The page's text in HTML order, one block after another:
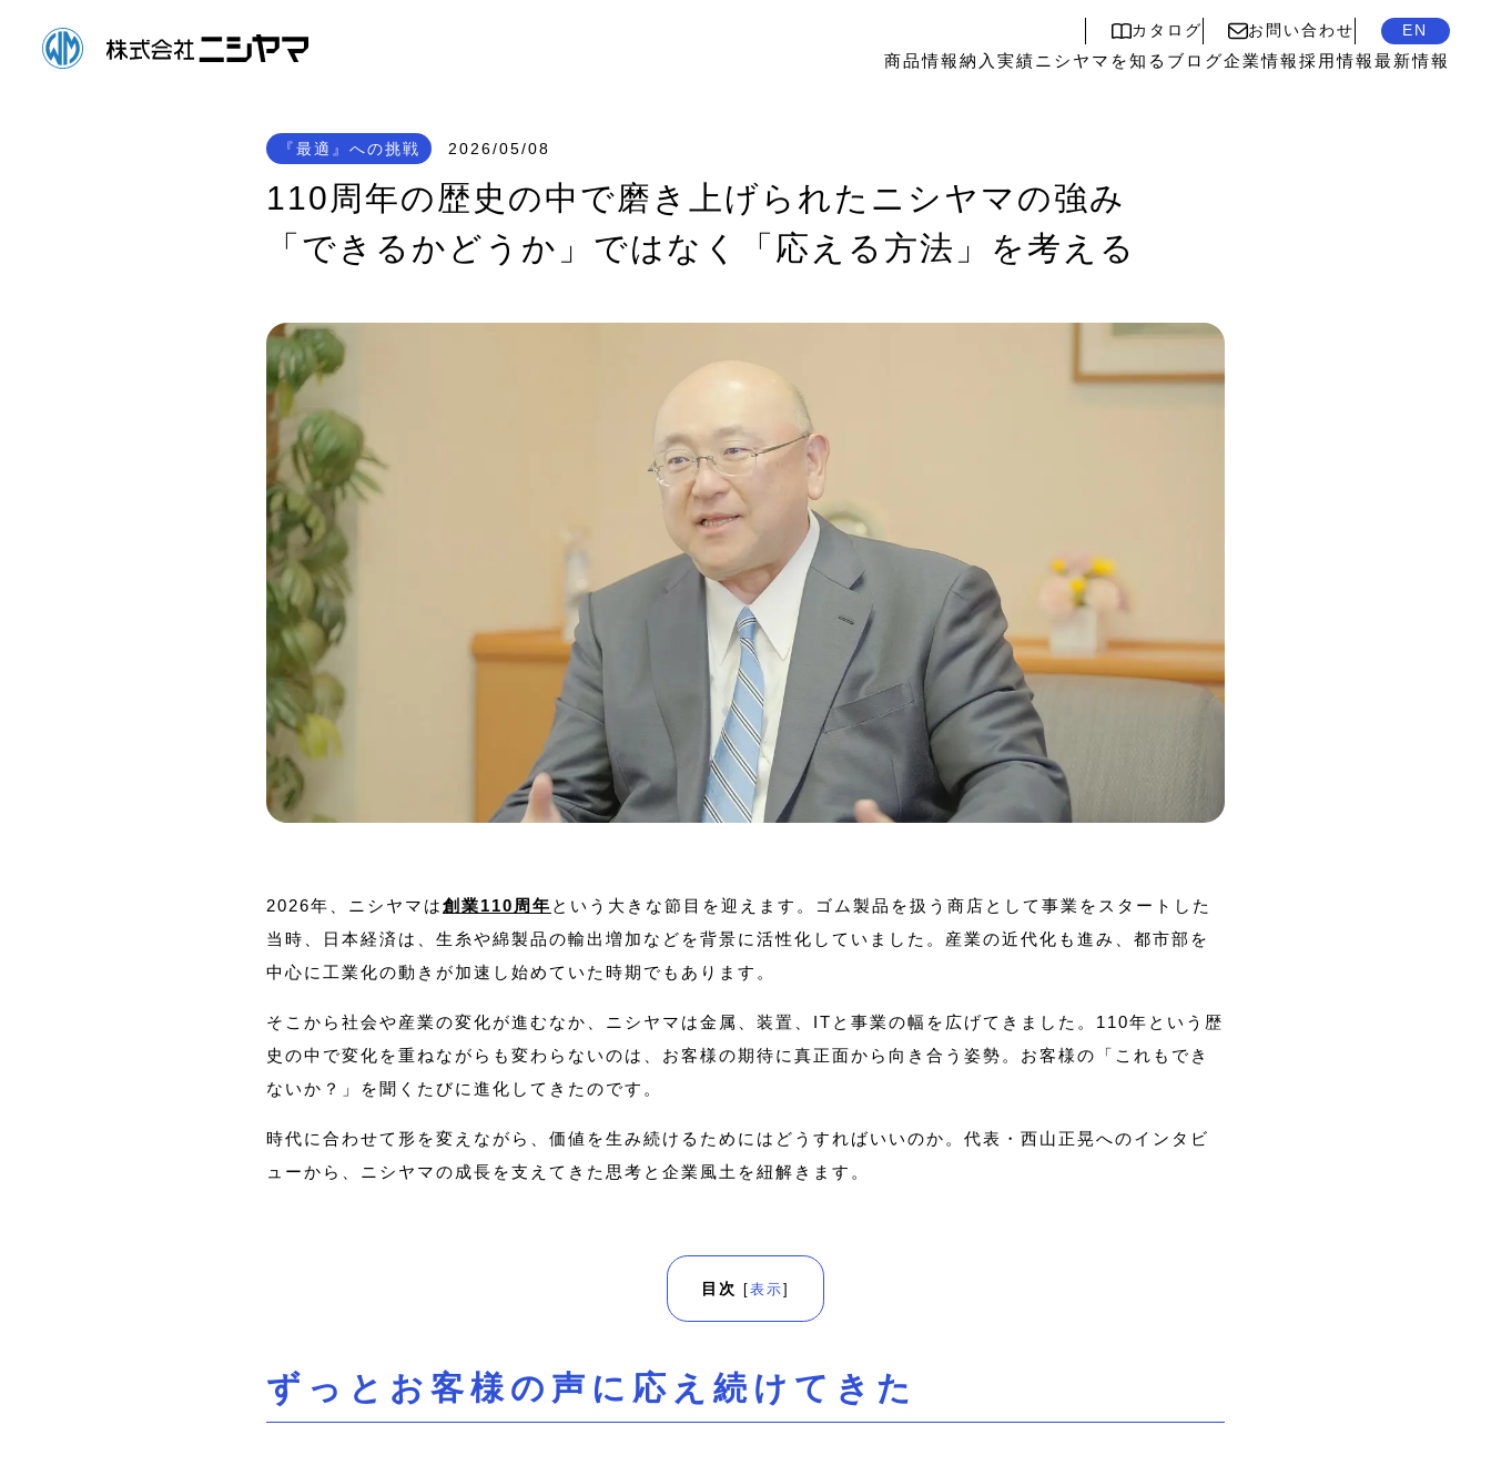
商品情報納入実績ニシヤマを知る ブログ企業情報採用情報最新情報
カタログ お問い合わせ EN
『最適』への挑戦 2026/05/08
110周年の歴史の中で磨き上げられたニシヤマの強み
「できるかどうか」ではなく「応える方法」を考える
2026年、ニシヤマは創業110周年 という大きな節目を迎えます。ゴム製品を扱う商店として事業をスタートした
当時、日本経済は、生糸や綿製品の輸出増加などを背景に活性化していました。産業の近代化も進み、都市部を
中心に工業化の動きが加速し始めていた時期でもあります。
そこから社会や産業の変化が進むなか、ニシヤマは金属、装置、ITと事業の幅を広げてきました。110年という歴
史の中で変化を重ねながらも変わらないのは、お客様の期待に真正面から向き合う姿勢。お客様の「これもでき
ないか？」を聞くたびに進化してきたのです。
時代に合わせて形を変えながら、価値を生み続けるためにはどうすればいいのか。代表・西山正晃へのインタビ
ューから、ニシヤマの成長を支えてきた思考と企業風土を紐解きます。
目次 [表示]
ずっとお客様の声に応え続けてきた